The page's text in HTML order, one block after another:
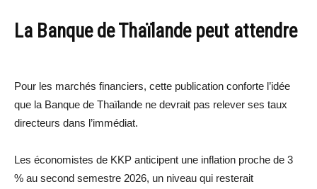
La Banque de Thaïlande peut attendre
Pour les marchés financiers, cette publication conforte l’idée
que la Banque de Thaïlande ne devrait pas relever ses taux
directeurs dans l’immédiat.
Les économistes de KKP anticipent une inflation proche de 3
% au second semestre 2026, un niveau qui resterait